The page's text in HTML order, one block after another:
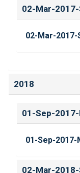
02-Mar-
02-Mar-2017-
2018
01-Sep-
01-Sep-2017-
02-Mar-